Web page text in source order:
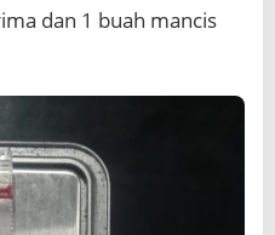
dan 1 buah mancis